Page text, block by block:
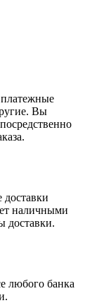
Вы
наличными
доставки.
любого банка